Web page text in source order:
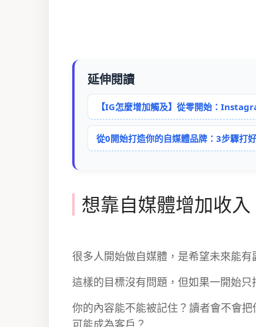
延伸閱讀
【IG怎麼增加觸及】從零開始：
從0開始打造你的自媒體品牌：3步驟打好
想靠自媒體增加收
很多人開始做自媒體，是希望未來能
這樣的目標沒有問題，但如果一開始
你的內容能不能被記住？讀者會不會